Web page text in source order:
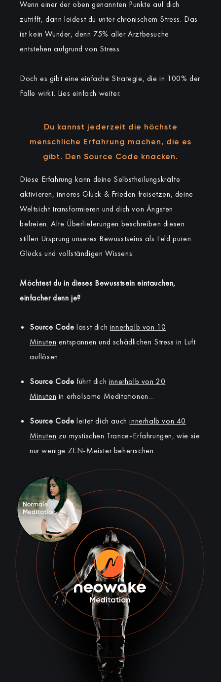
Wenn einer der oben genannten Punkte auf dich
zutrifft, dann leidest du unter chronischem Stress. Das
ist kein Wunder, denn 75% aller Arztbesuche
entstehen aufgrund von Stress.
Doch es gibt eine einfache Strategie, die in 100% der
Fälle wirkt. Lies einfach weiter.
Du kannst jederzeit die höchste
menschliche Erfahrung machen, die es
gibt. Den Source Code knacken.
Diese Erfahrung kann deine Selbstheilungskräfte
aktivieren, inneres Glück & Frieden freisetzen, deine
Weltsicht transformieren und dich von Ängsten
befreien. Alte Überlieferungen beschreiben diesen
stillen Ursprung unseres Bewusstseins als Feld puren
Glücks und vollständigen Wissens.
Möchtest du in dieses Bewusstsein eintauchen,
einfacher denn je?
Source Code lässt dich innerhalb von 10
Minuten entspannen und schädlichen Stress in Luft
auflösen…
Source Code führt dich innerhalb von 20
Minuten in erholsame Meditationen…
Source Code leitet dich auchinnerhalb von 40
Minuten zu mystischen Trance-Erfahrungen, wie sie
nur wenige ZEN-Meister beherrschen…